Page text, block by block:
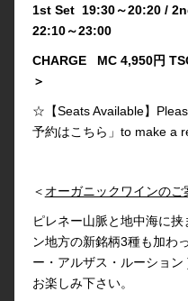
1st Set 19:30～20:20 /
22:10～23:00
CHARGE MC 4,950円
＞
☆【Seats Available】
予約はこちら」to make a
＜ オーガニックワインのご
ピレネー山脈と地中海に
ン地方の新銘柄3種も加わ
ー・アルザス・ルーショ
お楽しみ下さい。